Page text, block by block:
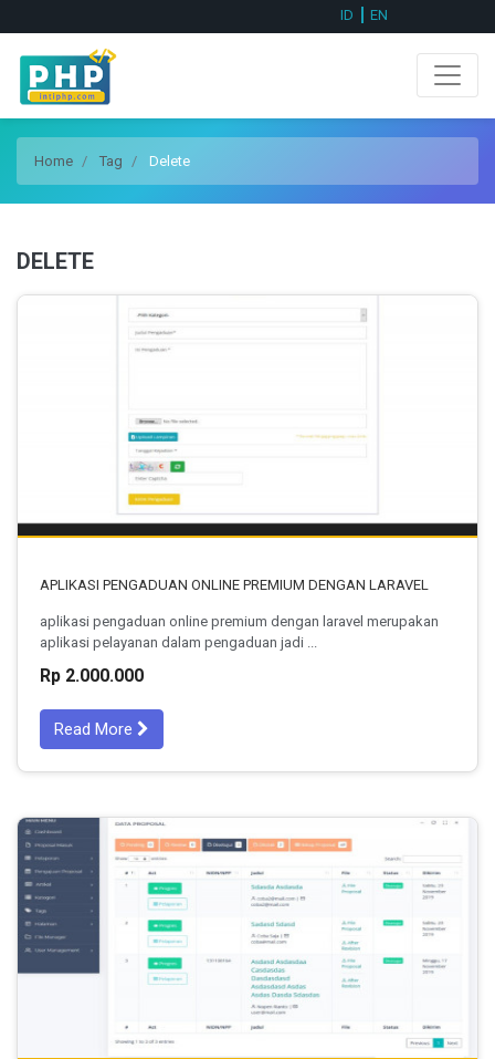
ID EN
Home Tag Delete
DELETE
APLIKASI PENGADUAN ONLINE PREMIUM DENGAN LARAVEL
aplikasi pengaduan online premium dengan laravel merupakan
aplikasi pelayanan dalam pengaduan jadi ...
Rp 2.000.000
Read More